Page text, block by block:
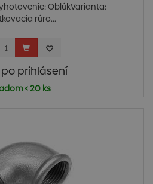
OblúkVarianta:
rúro...
prihlásení
< 20 ks